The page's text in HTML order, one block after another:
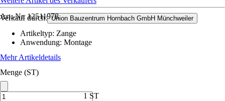
Verkauf durch: Union Bauzentrum Hornbach GmbH Münchweiler
Art.-Nr. 12511978
Artikeltyp: Zange
Anwendung: Montage
Mehr Artikeldetails
Menge (ST)
1 ST